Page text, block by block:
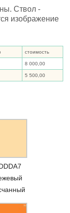
Ствол -
изображение
стоимость
8 000,00
5 500,00